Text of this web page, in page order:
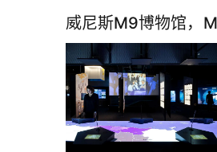
威尼斯M9博物馆，